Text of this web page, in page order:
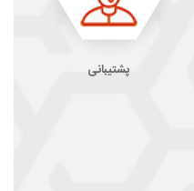
پشتیبانی